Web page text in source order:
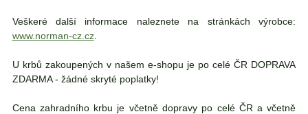
Veškeré další informace naleznete na stránkách výrobce:
www.norman-cz.cz.
U krbů zakoupených v našem e-shopu je po celé ČR DOPRAVA
ZDARMA - žádné skryté poplatky!
Cena zahradního krbu je včetně dopravy po celé ČR a včetně